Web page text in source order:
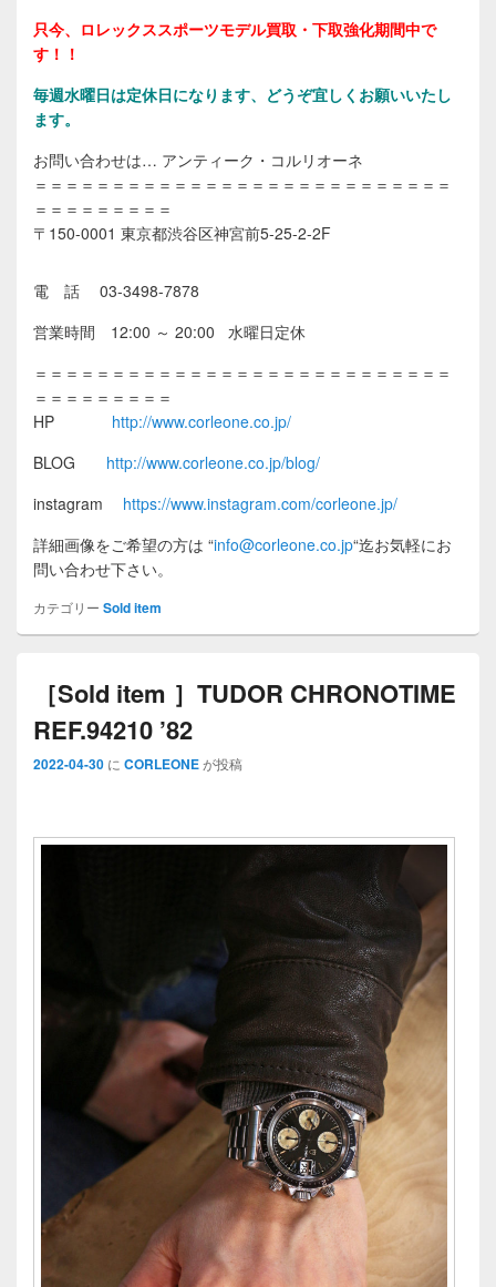
只今、ロレックススポーツモデル買取・下取強化期間中で
す！！
毎週水曜日は定休日になります、どうぞ宜しくお願いいたし
ます。
お問い合わせは… アンティーク・コルリオーネ
＝＝＝＝＝＝＝＝＝＝＝＝＝＝＝＝＝＝＝＝＝＝＝＝＝＝＝
＝＝＝＝＝＝＝＝＝
〒150-0001 東京都渋谷区神宮前5-25-2-2F
電 話 03-3498-7878
営業時間 12:00 ～ 20:00 水曜日定休
＝＝＝＝＝＝＝＝＝＝＝＝＝＝＝＝＝＝＝＝＝＝＝＝＝＝＝
＝＝＝＝＝＝＝＝＝
HP
http://www.corleone.co.jp/
BLOG http://www.corleone.co.jp/blog/
instagram https://www.instagram.com/corleone.jp/
詳細画像をご希望の方は “info@corleone.co.jp“迄お気軽にお
問い合わせ下さい。
カテゴリー Sold item
［Sold item ］TUDOR CHRONOTIME
REF.94210 ’82
2022-04-30 に CORLEONEが投稿